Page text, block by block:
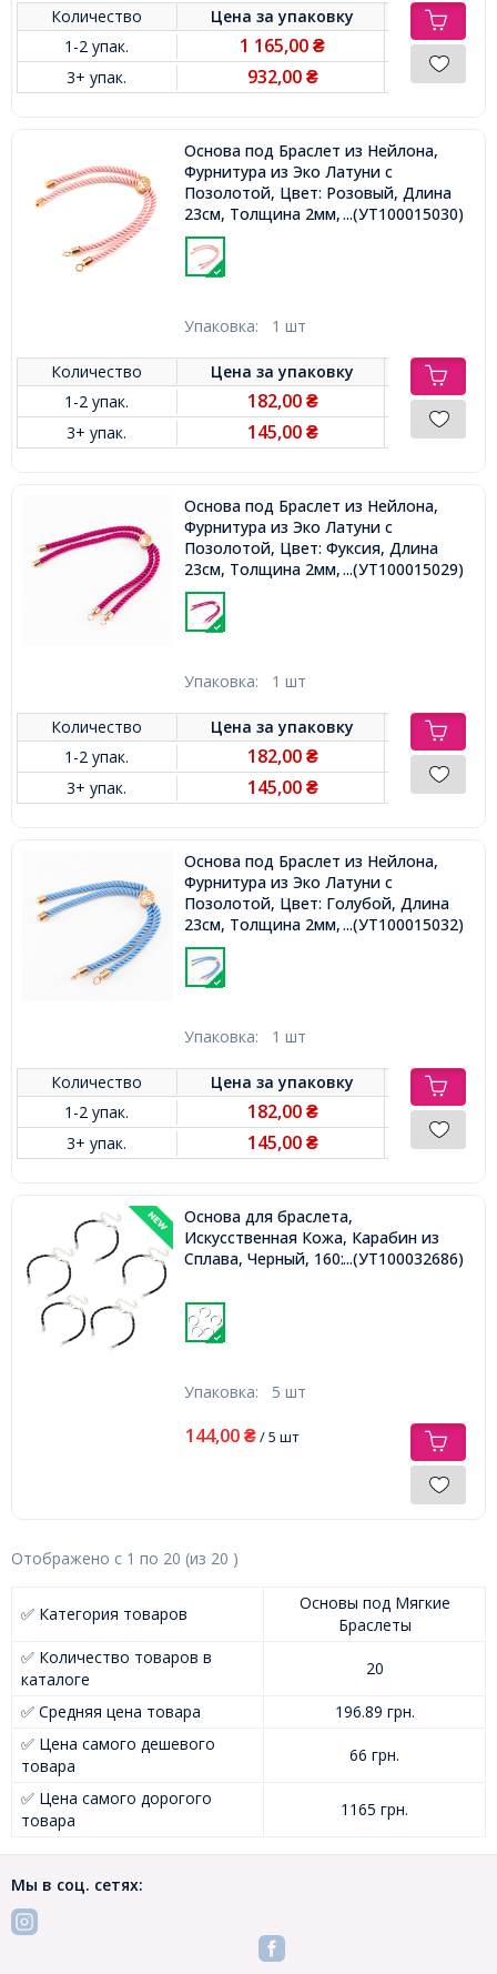
Количество Цена заупаковку
1-2 упак.
1 165,00₴
3+ упак. 932,00 ₴
Основа под Браслет из Нейлона,
Фурнитура из Эко Латуни с
Позолотой, Цвет: Розовый, Длина
23см, Толщина 2мм, Отв 2мм,
...(УТ100015030)
Упаковка: 1 шт
Количество Цена заупаковку
1-2 упак.
182,00 ₴
3+ упак. 145,00 ₴
Основа под Браслет из Нейлона,
Фурнитура из Эко Латуни с
Позолотой, Цвет: Фуксия, Длина
23см, Толщина 2мм, Отв 2мм,
...(УТ100015029)
Упаковка: 1 шт
Количество Цена заупаковку
1-2 упак.
182,00 ₴
3+ упак. 145,00 ₴
Основа под Браслет из Нейлона,
Фурнитура из Эко Латуни с
Позолотой, Цвет: Голубой, Длина
23см, Толщина 2мм, Отв 2мм,
...(УТ100015032)
Упаковка: 1 шт
Количество Цена заупаковку
1-2 упак.
182,00 ₴
3+ упак. 145,00 ₴
Основа для браслета,
Искусственная Кожа, Карабин из
Сплава, Черный, 160х3мм,...(УТ100032686)
Упаковка: 5 шт
144,00 ₴/ 5 шт
Отображено с 1 по 20 (из 20 )
✅ Категория товаров
Основы под Мягкие
Браслеты
✅ Количество товаров в
каталоге
20
✅ Средняя цена товара
196.89 грн.
✅ Цена самого дешевого
товара
66 грн.
✅ Цена самого дорогого
товара
1165 грн.
Мы в соц. сетях: